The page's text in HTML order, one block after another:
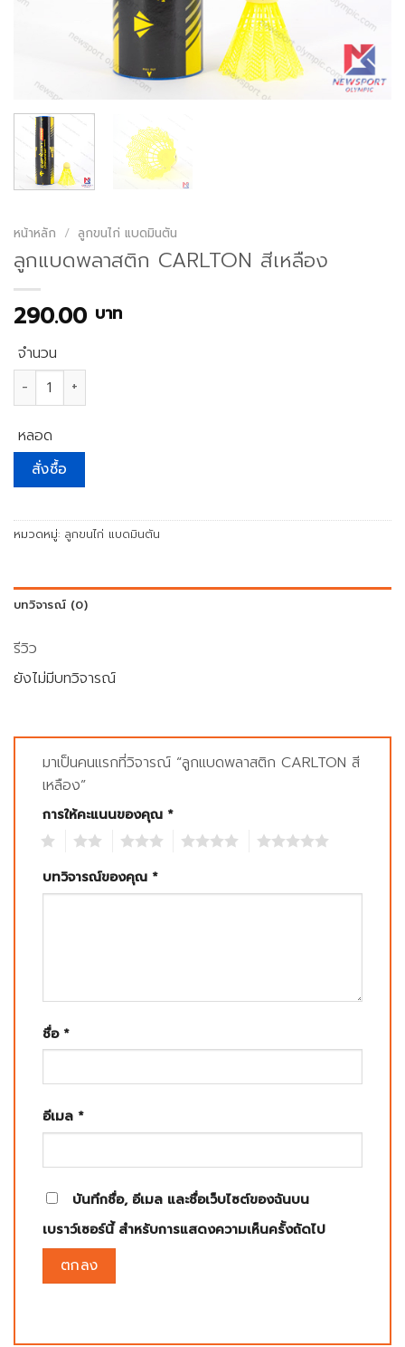
หน้าหลัก / ลูกขนไก่ แบดมินตัน
ลูกแบดพลาสติก CARLTON สีเหลือง
290.00 บาท
จำนวน
จำนวน ลูกแบดพลาสติก CARLTON สีเหลือง ชิ้น
หลอด
สั่งซื้อ
หมวดหมู่: ลูกขนไก่ แบดมินตัน
บทวิจารณ์ (0)
รีวิว
ยังไม่มีบทวิจารณ์
มาเป็นคนแรกที่วิจารณ์ “ลูกแบดพลาสติก CARLTON สี
เหลือง”
การให้คะแนนของคุณ *
บทวิจารณ์ของคุณ *
ชื่อ *
อีเมล *
บันทึกชื่อ, อีเมล และชื่อเว็บไซต์ของฉันบน
เบราว์เซอร์นี้ สำหรับการแสดงความเห็นครั้งถัดไป